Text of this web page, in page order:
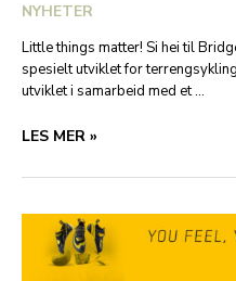
NYHETER
Little things matter! Si hei til
spesielt utviklet for
utviklet i samarbeid med et …
BRIDGEDALE
BIKE
LES MER »